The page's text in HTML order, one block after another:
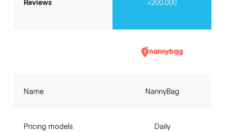
Reviews +200.000
Name
Pricing models
NannyBag
Daily